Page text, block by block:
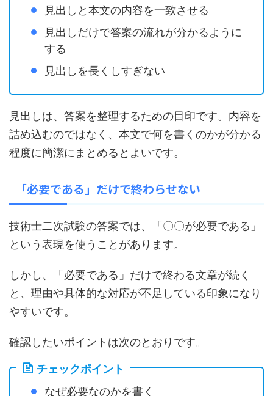
見出しと本文の内容を一致させる
見出しだけで答案の流れが分かるように
する
見出しを長くしすぎない
見出しは、答案を整理するための目印です。内容を
詰め込むのではなく、本文で何を書くのかが分かる
程度に簡潔にまとめるとよいです。
「必要である」だけで終わらせない
技術士二次試験の答案では、「〇〇が必要である」
という表現を使うことがあります。
しかし、「必要である」だけで終わる文章が続く
と、理由や具体的な対応が不足している印象になり
やすいです。
確認したいポイントは次のとおりです。
チェックポイント
なぜ必要なのかを書く